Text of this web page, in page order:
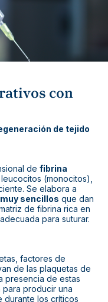
con
de tejido
de fibrina
(monocitos),
Se elabora a
sencillos que dan
de fibrina rica en
para suturar.
factores de
de las plaquetas de
presencia de estas
producir una
durante los críticos